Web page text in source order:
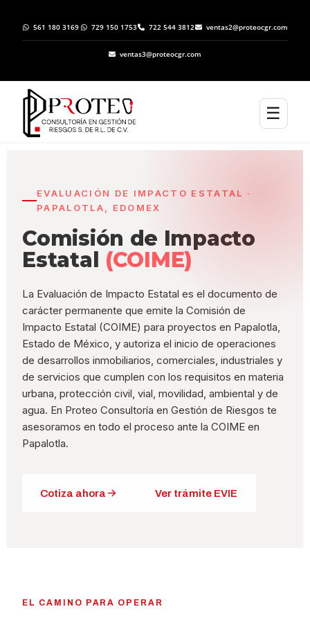
561 180 3169 729 150 1753 722 544 3812 ventas2@proteocgr.com
ventas3@proteocgr.com
☰
EVALUACIÓN DE IMPACTO ESTATAL ·
PAPALOTLA, EDOMEX
Comisión de Impacto
Estatal (COIME)
La Evaluación de Impacto Estatal es el documento de
carácter permanente que emite la Comisión de
Impacto Estatal (COIME) para proyectos en Papalotla,
Estado de México, y autoriza el inicio de operaciones
de desarrollos inmobiliarios, comerciales, industriales y
de servicios que cumplen con los requisitos en materia
urbana, protección civil, vial, movilidad, ambiental y de
agua. En Proteo Consultoría en Gestión de Riesgos te
asesoramos en todo el proceso ante la COIME en
Papalotla.
Cotiza ahora Ver trámite EVIE
EL CAMINO PARA OPERAR